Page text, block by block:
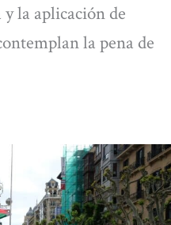
la aplicación de
la pena de